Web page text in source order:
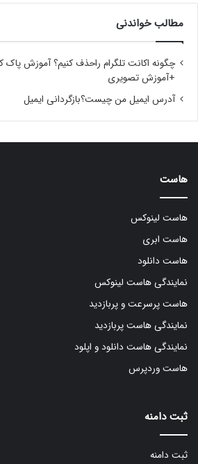
مطالب خواندنی
چگونه اکانت تلگرام راحذف کنیم؟ آموزش پاک
+آموزش تصویری
آدرس ایمیل من چیست؟بازگردانی ایمیل
هاست
هاست لینوکس
هاست ابری
هاست دانلود
نمایندگی هاست لینوکس
هاست پرسرعت و پربازدید
نمایندگی هاست پربازدید
نمایندگی هاست دانلود و اپلود
هاست وردپرس
ثبت دامنه
ثبت دامنه